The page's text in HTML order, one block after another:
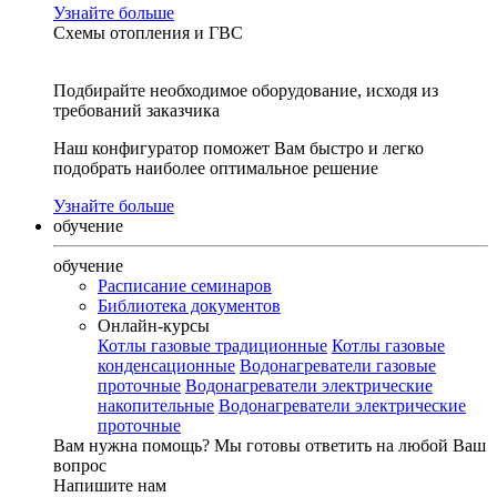
Узнайте больше
Схемы отопления и ГВС
Подбирайте необходимое оборудование, исходя из
требований заказчика
Наш конфигуратор поможет Вам быстро и легко
подобрать наиболее оптимальное решение
Узнайте больше
обучение
обучение
Расписание семинаров
Библиотека документов
Онлайн-курсы
Котлы газовые традиционные Котлы газовые
конденсационные Водонагреватели газовые
проточные Водонагреватели электрические
накопительные Водонагреватели электрические
проточные
Вам нужна помощь? Мы готовы ответить на любой Ваш
вопрос
Напишите нам